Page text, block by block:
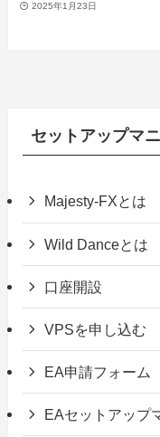
2025年1月23日
セットアップマ
Majesty-FXとは
Wild Danceとは
口座開設
VPSを申し込む
EA申請フォーム
EAセットアップ